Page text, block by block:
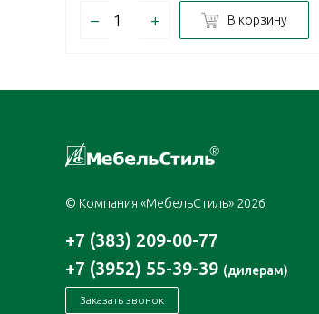
– + В корзину
© Компания «МебельСтиль» 2026
+7 (383) 209-00-77
+7 (3952) 55-39-39 (дилерам)
Заказать звонок